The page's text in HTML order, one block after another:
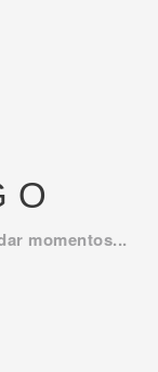
momentos...